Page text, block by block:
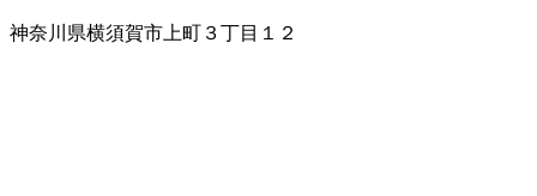
神奈川県横須賀市上町３丁目１２